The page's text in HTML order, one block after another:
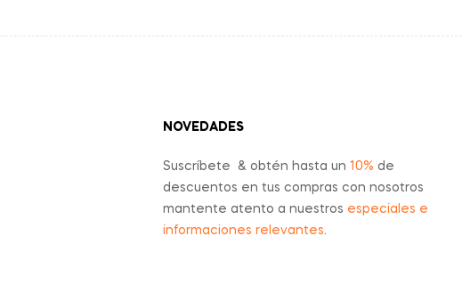
NOVEDADES
Suscríbete & obtén hasta un 10% de
descuentos en tus compras con nosotros
mantente atento a nuestros especiales e
informaciones relevantes